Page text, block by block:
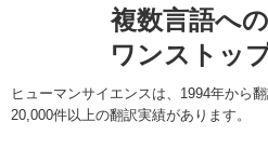
複数言語へ
ワンストッ
ヒューマンサイエンスは、1994年から
20,000件以上の翻訳実績があります。